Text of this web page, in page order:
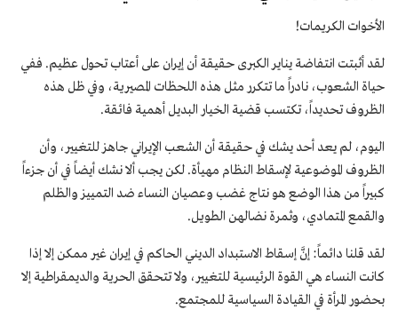
الأخوات الكريمات!
لقد أثبتت انتفاضة يناير الكبرى حقيقة أن إيران على أعتاب تحول عظيم. ففي
حياة الشعوب، نادراً ما تتكرر مثل هذه اللحظات المصيرية، وفي ظل هذه
الظروف تحديداً، تكتسب قضية الخيار البديل أهمية فائقة.
اليوم، لم يعد أحد يشك في حقيقة أن الشعب الإيراني جاهز للتغيير، وأن
الظروف الموضوعية لإسقاط النظام مهيأة. لكن يجب ألا نشك أيضاً في أن جزءاً
كبيراً من هذا الوضع هو نتاج غضب وعصيان النساء ضد التمييز والظلم
والقمع المتمادي، وثمرة نضالهن الطويل.
لقد قلنا دائماً: إنَّ إسقاط الاستبداد الديني الحاكم في إيران غير ممكن إلا إذا
كانت النساء هي القوة الرئيسية للتغيير، ولا تتحقق الحرية والديمقراطية إلا
بحضور المرأة في القيادة السياسية للمجتمع.